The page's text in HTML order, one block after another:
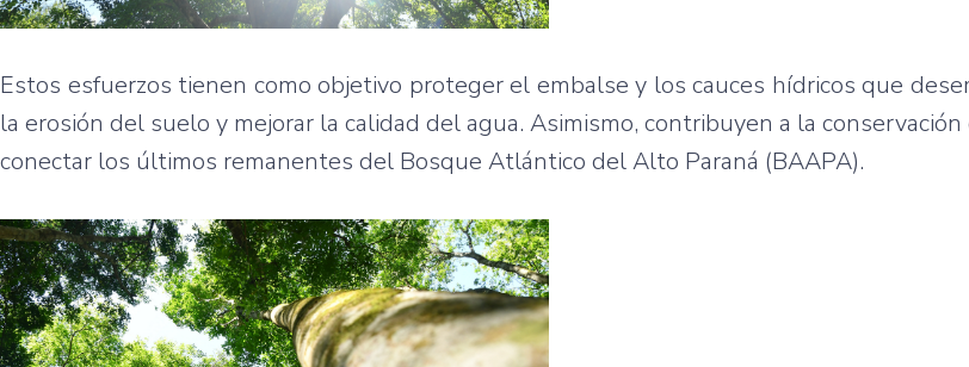
Estos esfuerzos tienen como objetivo proteger el embalse y los cauces hídricos que
la erosión del suelo y mejorar la calidad del agua. Asimismo, contribuyen a la
conectar los últimos remanentes del Bosque Atlántico del Alto Paraná (BAAPA).